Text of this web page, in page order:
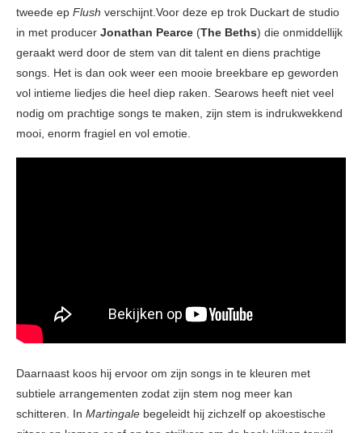
tweede ep Flush verschijnt.Voor deze ep trok Duckart de studio
in met producer Jonathan Pearce (The Beths) die onmiddellijk
geraakt werd door de stem van dit talent en diens prachtige
songs. Het is dan ook weer een mooie breekbare ep geworden
vol intieme liedjes die heel diep raken. Searows heeft niet veel
nodig om prachtige songs te maken, zijn stem is indrukwekkend
mooi, enorm fragiel en vol emotie.
Daarnaast koos hij ervoor om zijn songs in te kleuren met
subtiele arrangementen zodat zijn stem nog meer kan
schitteren. In Martingale begeleidt hij zichzelf op akoestische